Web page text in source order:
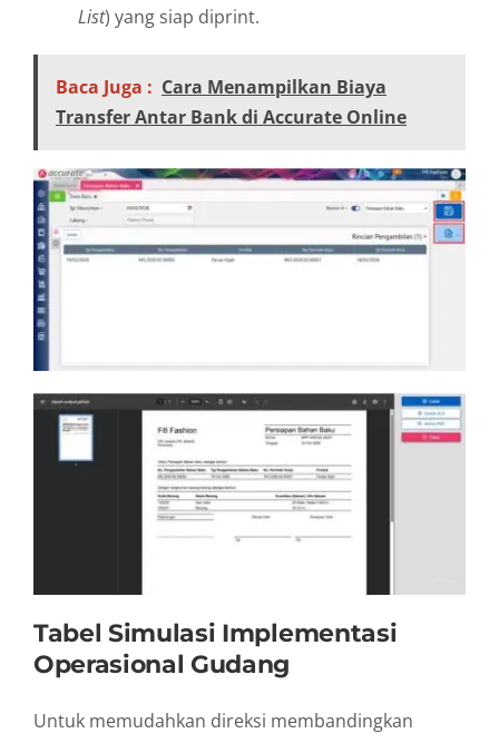
List) yang siap diprint.
Baca Juga : Cara Menampilkan Biaya
Transfer Antar Bank di Accurate Online
Tabel Simulasi Implementasi
Operasional Gudang
Untuk memudahkan direksi membandingkan